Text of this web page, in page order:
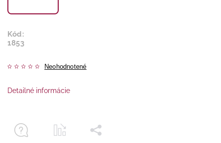
Kód:
1853
Neohodnotené
Detailné informácie